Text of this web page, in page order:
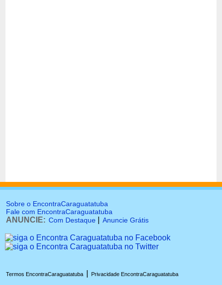
Sobre o EncontraCaraguatatuba
Fale com EncontraCaraguatatuba
ANUNCIE: Com Destaque Anuncie Grátis
Termos EncontraCaraguatatuba Privacidade EncontraCaraguatatuba